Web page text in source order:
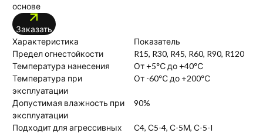
основе
Заказать
Характеристика
Показатель
Предел огнестойкости
R15, R30, R45, R60, R90, R120
Температура нанесения
От +5℃ до +40℃
Температура при
эксплуатации
От -60℃ до +200℃
Допустимая влажность при
эксплуатации
90%
Подходит для агрессивных
С4, С5-4, С-5М, С-5-I